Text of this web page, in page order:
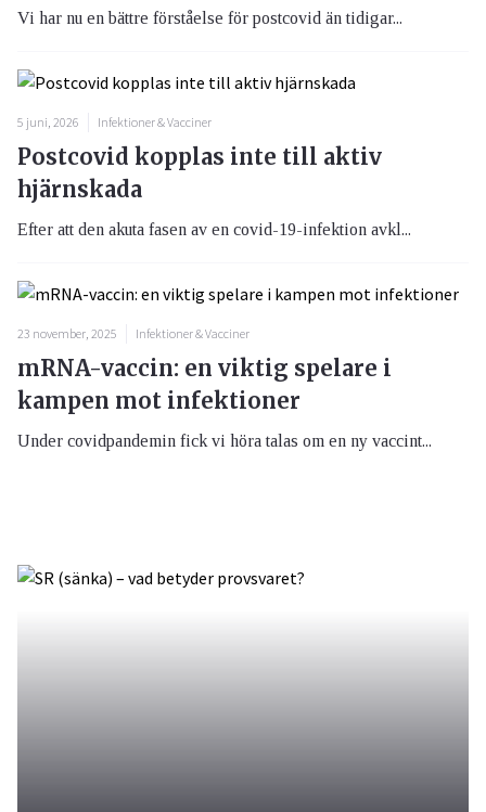
Vi har nu en bättre förståelse för postcovid än tidigar...
5 juni, 2026 Infektioner & Vacciner
Postcovid kopplas inte till aktiv
hjärnskada
Efter att den akuta fasen av en covid-19-infektion avkl...
23 november, 2025 Infektioner & Vacciner
mRNA-vaccin: en viktig spelare i
kampen mot infektioner
Under covidpandemin fick vi höra talas om en ny vaccint...